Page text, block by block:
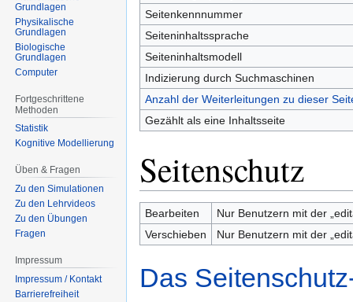
Seitenkennnummer
Seiteninhaltssprache
Seiteninhaltsmodell
Indizierung durch Suchmaschinen
Anzahl der Weiterleitungen zu dieser
Gezählt als eine Inhaltsseite
Seitenschutz
Bearbeiten
Nur Benutzern mit der
Verschieben
Nur Benutzern mit der
Das
Grundlagen
Physikalische
Grundlagen
Biologische
Grundlagen
Computer
Fortgeschrittene
Methoden
Statistik
Kognitive Modellierung
Üben & Fragen
Zu den Simulationen
Zu den Lehrvideos
Zu den Übungen
Fragen
Impressum
Impressum / Kontakt
Barrierefreiheit